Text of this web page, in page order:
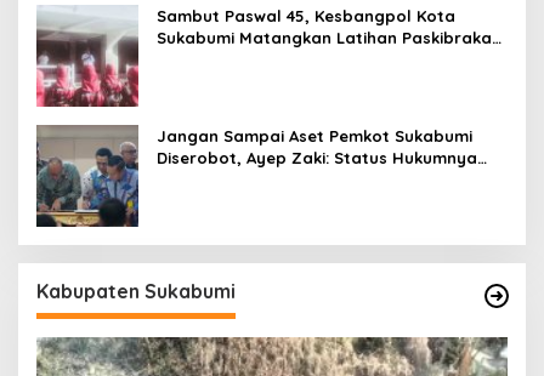
Sambut Paswal 45, Kesbangpol Kota
Sukabumi Matangkan Latihan Paskibraka
Jangan Sampai Aset Pemkot Sukabumi
Diserobot, Ayep Zaki: Status Hukumnya
Kabupaten Sukabumi